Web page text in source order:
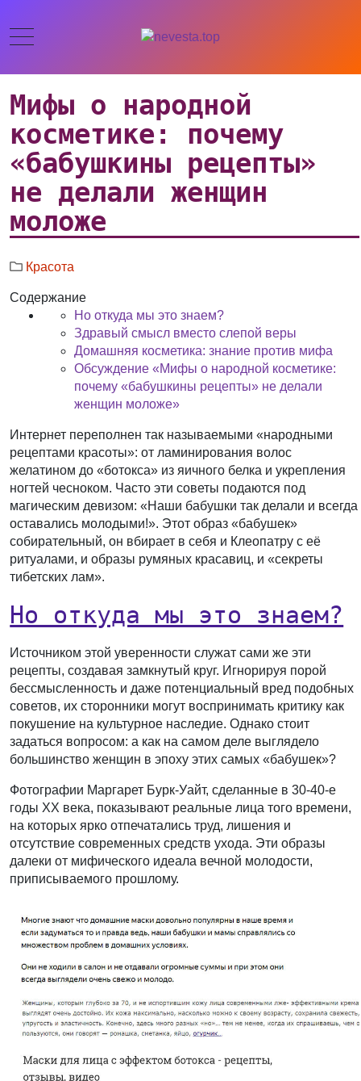
Мифы о народной
косметике: почему
«бабушкины рецепты»
не делали женщин
моложе
Красота
Содержание
Но откуда мы это знаем?
Здравый смысл вместо слепой веры
Домашняя косметика: знание против мифа
Обсуждение «Мифы о народной косметике:
почему «бабушкины рецепты» не делали
женщин моложе»
Интернет переполнен так называемыми «народными
рецептами красоты»: от ламинирования волос
желатином до «ботокса» из яичного белка и укрепления
ногтей чесноком. Часто эти советы подаются под
магическим девизом: «Наши бабушки так делали и всегда
оставались молодыми!». Этот образ «бабушек»
собирательный, он вбирает в себя и Клеопатру с её
ритуалами, и образы румяных красавиц, и «секреты
тибетских лам».
Но откуда мы это знаем?
Источником этой уверенности служат сами же эти
рецепты, создавая замкнутый круг. Игнорируя порой
бессмысленность и даже потенциальный вред подобных
советов, их сторонники могут воспринимать критику как
покушение на культурное наследие. Однако стоит
задаться вопросом: а как на самом деле выглядело
большинство женщин в эпоху этих самых «бабушек»?
Фотографии Маргарет Бурк-Уайт, сделанные в 30-40-е
годы XX века, показывают реальные лица того времени,
на которых ярко отпечатались труд, лишения и
отсутствие современных средств ухода. Эти образы
далеки от мифического идеала вечной молодости,
приписываемого прошлому.